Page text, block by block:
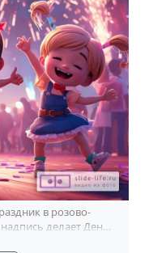
в розово-
делает День